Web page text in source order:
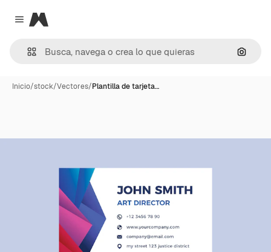
Close menu
Magnific
Inicio/stock/Vectores/Plantilla de tarjeta…